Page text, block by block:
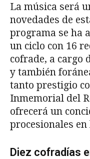
La música será
novedades de
programa se ha
un ciclo con 16
cofrade, a cargo
y también
tanto prestigio
Inmemorial del
ofrecerá un
procesionales en
Diez cofradías